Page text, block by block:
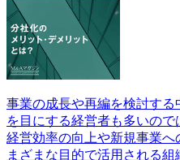
事業の成長や再編を検討す
を目にする経営者も多いので
経営効率の向上や新規事業
まざまな目的で活用される組